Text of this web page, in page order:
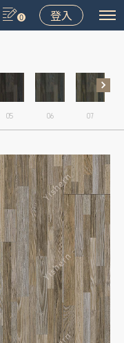
0 登入
05 06 07